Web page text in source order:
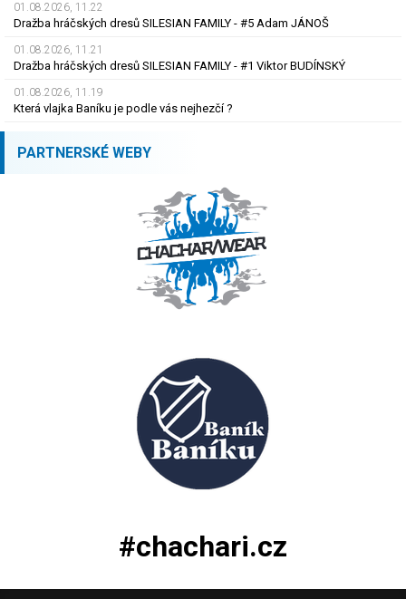
01.08.2026, 11.22
Dražba hráčských dresů SILESIAN FAMILY - #5 Adam JÁNOŠ
01.08.2026, 11.21
Dražba hráčských dresů SILESIAN FAMILY - #1 Viktor BUDÍNSKÝ
01.08.2026, 11.19
Která vlajka Baníku je podle vás nejhezčí ?
PARTNERSKÉ WEBY
#chachari.cz